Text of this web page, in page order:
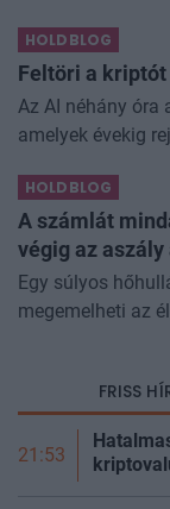
Kevesebb
HOLDBLOG
Feltöri a kriptót
Az AI néhány
amelyek évekig
különösen nagy...
HOLDBLOG
A számlát
végig az aszály
Egy súlyos
megemelheti az
FRISS
21:53